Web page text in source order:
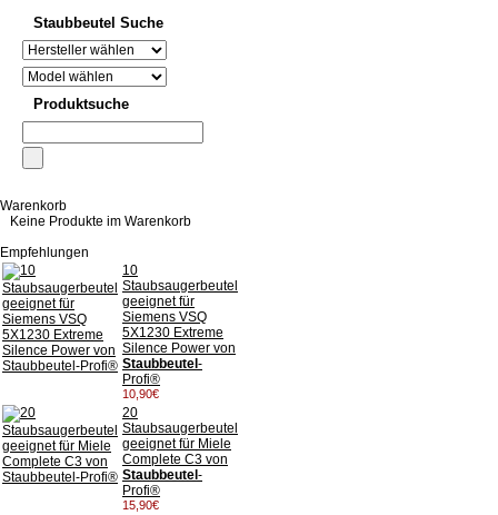
Staubbeutel Suche
Produktsuche
Warenkorb
Keine Produkte im Warenkorb
Empfehlungen
10
Staubsaugerbeutel
geeignet für
Siemens VSQ
5X1230 Extreme
Silence Power von
Staubbeutel -
Profi®
10,90€
20
Staubsaugerbeutel
geeignet für Miele
Complete C3 von
Staubbeutel -
Profi®
15,90€